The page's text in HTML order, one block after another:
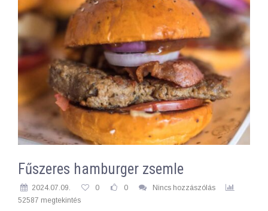
Fűszeres hamburger zsemle
2024.07.09. 0 0
Nincs hozzászólás
52587 megtekintés